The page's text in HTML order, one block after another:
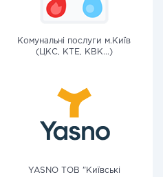
Комунальні послуги м.Київ
(ЦКС, КТЕ, КВК...)
YASNO ТОВ "Київські